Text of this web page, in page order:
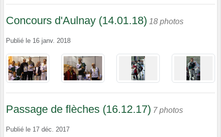
Concours d'Aulnay (14.01.18) 18 photos
Publié le 16 janv. 2018
Passage de flèches (16.12.17) 7 photos
Publié le 17 déc. 2017